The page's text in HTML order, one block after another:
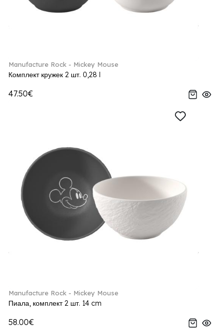
Manufacture Rock - Mickey Mouse
Комплект кружек 2 шт. 0,28 l
47.50€
Manufacture Rock - Mickey Mouse
Пиала, комплект 2 шт. 14 cm
58.00€